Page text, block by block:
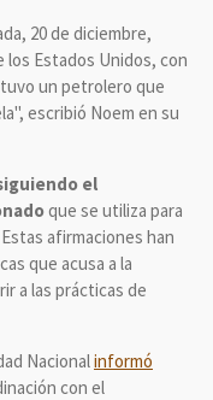
20 de diciembre,
los Estados Unidos, con
un petrolero que
escribió Noem en su
el
que se utiliza para
afirmaciones han
que acusa a la
a las prácticas de
Nacionalinformó
con el